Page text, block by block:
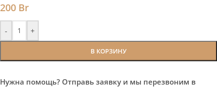
200 Br
- +
В КОРЗИНУ
Нужна помощь? Отправь заявку и мы перезвоним в